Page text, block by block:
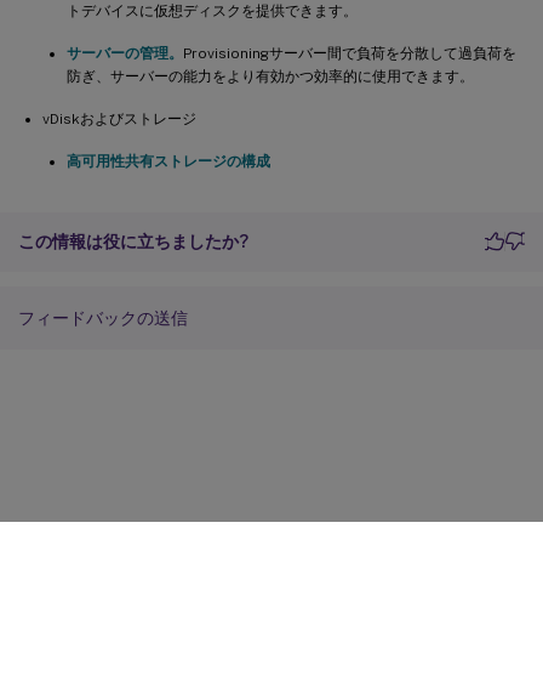
トデバイスに仮想ディスクを提供できます。
サーバーの管理。 Provisioningサーバー間で負荷を分散して過負荷を
防ぎ、サーバーの能力をより有効かつ効率的に使用できます。
vDiskおよびストレージ
高可用性共有ストレージの構成
この情報は役に立ちましたか?
フィードバックの送信